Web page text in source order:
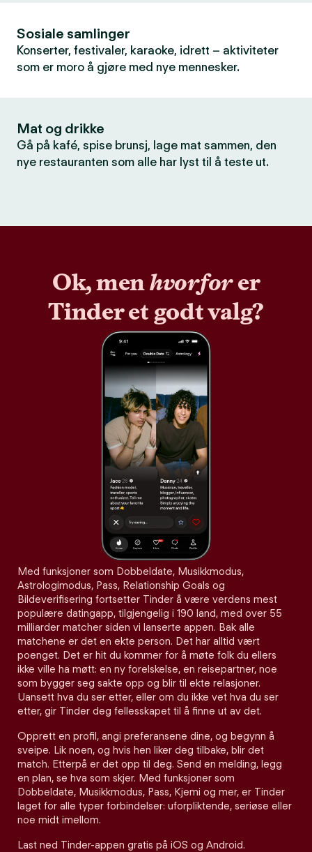
Sosiale samlinger
Konserter, festivaler, karaoke, idrett – aktiviteter
som er moro å gjøre med nye mennesker.
Mat og drikke
Gå på kafé, spise brunsj, lage mat sammen, den
nye restauranten som alle har lyst til å teste ut.
Ok, menhvorforer
Tinder et godt valg?
Med funksjoner som Dobbeldate, Musikkmodus,
Astrologimodus, Pass, Relationship Goals og
Bildeverifisering fortsetter Tinder å være verdens mest
populære datingapp, tilgjengelig i 190 land, med over 55
milliarder matcher siden vi lanserte appen. Bak alle
matchene er det en ekte person. Det har alltid vært
poenget. Det er hit du kommer for å møte folk du ellers
ikke ville ha møtt: en ny forelskelse, en reisepartner, noe
som bygger seg sakte opp og blir til ekte relasjoner.
Uansett hva du ser etter, eller om du ikke vet hva du ser
etter, gir Tinder deg fellesskapet til å finne ut av det.
Opprett en profil, angi preferansene dine, og begynn å
sveipe. Lik noen, og hvis hen liker deg tilbake, blir det
match. Etterpå er det opp til deg. Send en melding, legg
en plan, se hva som skjer. Med funksjoner som
Dobbeldate, Musikkmodus, Pass, Kjemi og mer, er Tinder
laget for alle typer forbindelser: uforpliktende, seriøse eller
noe midt imellom.
Last ned Tinder-appen gratis på iOS og Android.